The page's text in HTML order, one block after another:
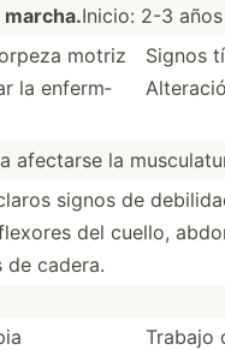
marcha.Inicio: 2-3 años
motriz
la enferm­
Signos
afectarse la
signos de
del cuello,
de cadera.
Trabajo